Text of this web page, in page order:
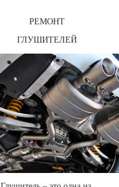
РЕМОНТ
ГЛУШИТЕЛЕЙ